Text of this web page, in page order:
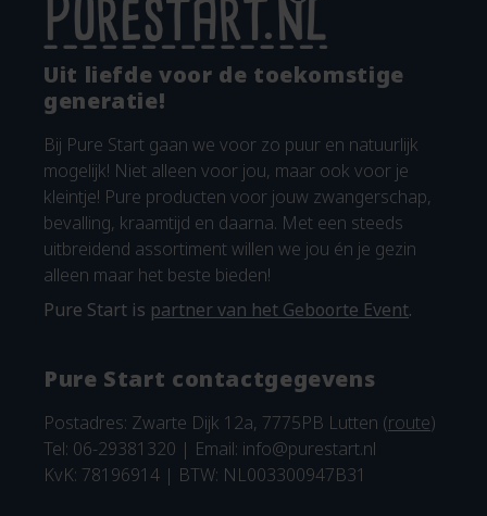
Uit liefde voor de toekomstige
generatie!
Bij Pure Start gaan we voor zo puur en natuurlijk
mogelijk! Niet alleen voor jou, maar ook voor je
kleintje! Pure producten voor jouw zwangerschap,
bevalling, kraamtijd en daarna. Met een steeds
uitbreidend assortiment willen we jou én je gezin
alleen maar het beste bieden!
Pure Start is partner van het Geboorte Event.
Pure Start contactgegevens
Postadres: Zwarte Dijk 12a, 7775PB Lutten (route)
Tel: 06-29381320 | Email: info@purestart.nl
KvK: 78196914 | BTW: NL003300947B31